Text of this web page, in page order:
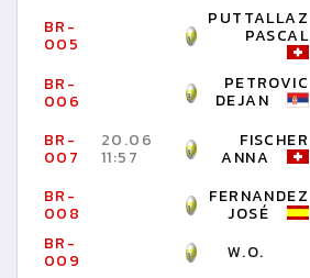
BR-
005
PUTTALLAZ
PASCAL
BR-
006
PETROVIC
DEJAN
BR-
007
20.06
11:57
FISCHER
ANNA
BR-
008
FERNANDEZ
JOSÉ
BR-
009 W.O.